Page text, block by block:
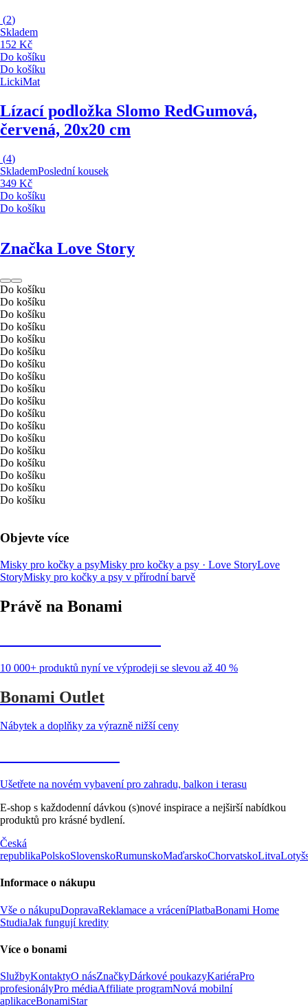
(2)
Skladem
152 Kč
Do košíku
Do košíku
LickiMat
Lízací podložka Slomo RedGumová,
červená, 20x20 cm
(4)
SklademPoslední kousek
349 Kč
Do košíku
Do košíku
Značka Love Story
Do košíku
Do košíku
Do košíku
Do košíku
Do košíku
Do košíku
Do košíku
Do košíku
Do košíku
Do košíku
Do košíku
Do košíku
Do košíku
Do košíku
Do košíku
Do košíku
Do košíku
Do košíku
Objevte více
Misky pro kočky a psyMisky pro kočky a psy · Love StoryLove
StoryMisky pro kočky a psy v přírodní barvě
Právě na Bonami
10 000+ produktů nyní ve výprodeji se slevou až 40 %
Bonami Outlet
Nábytek a doplňky za výrazně nižší ceny
Ušetřete na novém vybavení pro zahradu, balkon i terasu
E-shop s každodenní dávkou (s)nové inspirace a nejširší nabídkou
produktů pro krásné bydlení.
Česká
republikaPolskoSlovenskoRumunskoMaďarskoChorvatskoLitva
Informace o nákupu
Vše o nákupuDopravaReklamace a vráceníPlatbaBonami Home
StudiaJak fungují kredity
Více o bonami
SlužbyKontaktyO násZnačkyDárkové poukazyKariéraPro
profesionályPro médiaAffiliate programNová mobilní
aplikaceBonamiStar